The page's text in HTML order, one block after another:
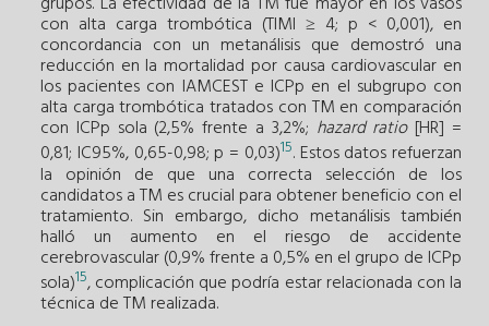
con alta carga trombótica (TIMI ≥ 4; p < 0,001), en
concordancia con un metanálisis que demostró una
reducción en la mortalidad por causa cardiovascular en
los pacientes con IAMCEST e ICPp en el subgrupo con
alta carga trombótica tratados con TM en comparación
con ICPp sola (2,5% frente a 3,2%; hazard ratio[HR] =
0,81; IC95%, 0,65-0,98; p = 0,03)15. Estos datos refuerzan
la opinión de que una correcta selección de los
candidatos a TM es crucial para obtener beneficio con el
tratamiento. Sin embargo, dicho metanálisis también
halló un aumento en el riesgo de accidente
cerebrovascular (0,9% frente a 0,5% en el grupo de ICPp
sola)15, complicación que podría estar relacionada con la
técnica de TM realizada.